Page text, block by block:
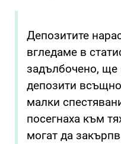
Депозитите
вгледаме в
задълбочено, ще
депозити
малки
посегнаха към
могат да